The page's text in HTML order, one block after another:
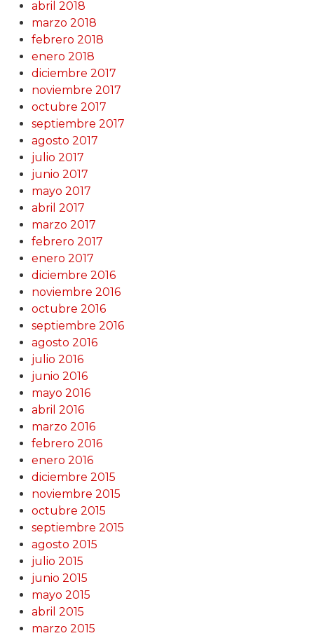
abril 2018
marzo 2018
febrero 2018
enero 2018
diciembre 2017
noviembre 2017
octubre 2017
septiembre 2017
agosto 2017
julio 2017
junio 2017
mayo 2017
abril 2017
marzo 2017
febrero 2017
enero 2017
diciembre 2016
noviembre 2016
octubre 2016
septiembre 2016
agosto 2016
julio 2016
junio 2016
mayo 2016
abril 2016
marzo 2016
febrero 2016
enero 2016
diciembre 2015
noviembre 2015
octubre 2015
septiembre 2015
agosto 2015
julio 2015
junio 2015
mayo 2015
abril 2015
marzo 2015